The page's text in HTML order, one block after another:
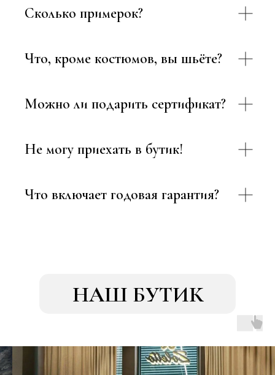
Сколько примерок?
Что, кроме костюмов, вы шьёте?
Можно ли подарить сертификат?
Не могу приехать в бутик!
Что включает годовая гарантия?
НАШ БУТИК